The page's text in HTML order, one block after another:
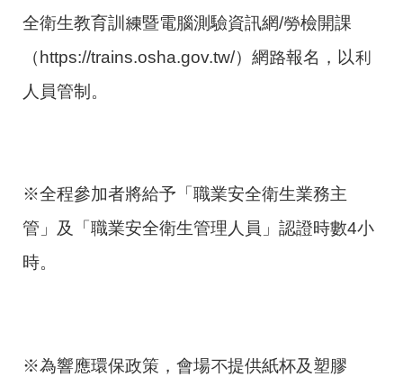
全衛生教育訓練暨電腦測驗資訊網/勞檢開課
（https://trains.osha.gov.tw/）網路報名，以利
人員管制。
※全程參加者將給予「職業安全衛生業務主
管」及「職業安全衛生管理人員」認證時數4小
時。
※為響應環保政策，會場不提供紙杯及塑膠